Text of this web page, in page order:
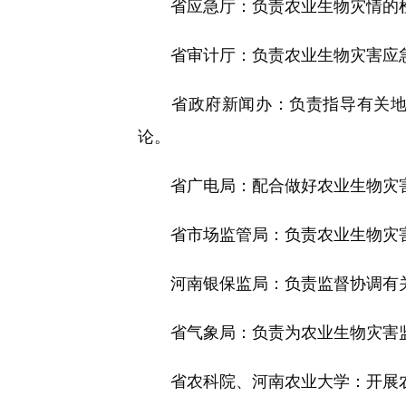
省应急厅：负责农业生物灾情的
省审计厅：负责农业生物灾害应
省政府新闻办：负责指导有关地
论。
省广电局：配合做好农业生物灾
省市场监管局：负责农业生物灾
河南银保监局：负责监督协调有
省气象局：负责为农业生物灾害
省农科院、河南农业大学：开展